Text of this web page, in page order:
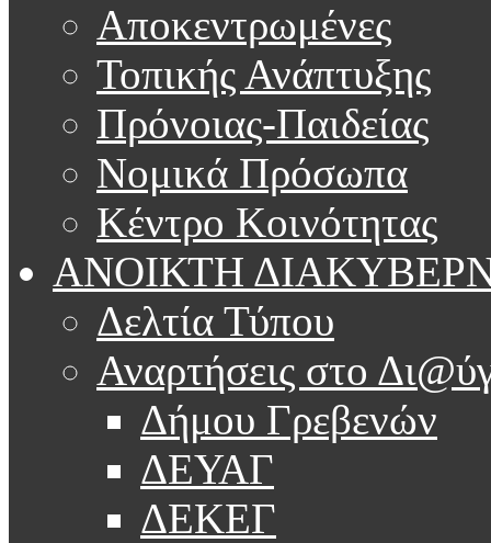
Αποκεντρωμένες
Τοπικής Ανάπτυξης
Πρόνοιας-Παιδείας
Νομικά Πρόσωπα
Κέντρο Κοινότητας
ΑΝΟΙΚΤΗ
Δελτία Τύπου
Αναρτήσεις στο
Δήμου Γρεβενών
ΔΕΥΑΓ
ΔΕΚΕΓ